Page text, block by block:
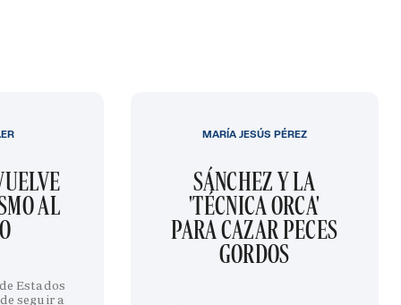
AL
Estados
seguir a
SÁNCHEZ Y LA
'TÉCNICA ORCA'
PARA CAZAR PECES
GORDOS
MARÍA JESÚS PÉREZ